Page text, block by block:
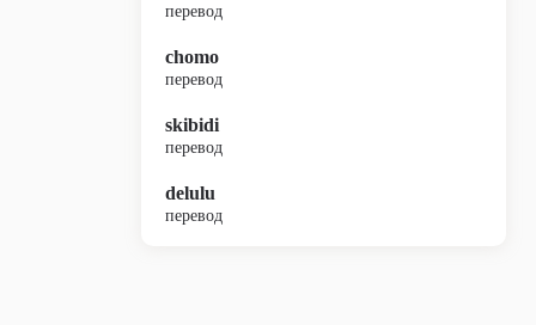
перевод
chomo
перевод
skibidi
перевод
delulu
перевод